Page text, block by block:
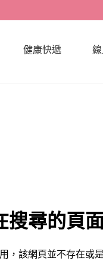
健康快遞
尋的頁
，該網頁並不存在或